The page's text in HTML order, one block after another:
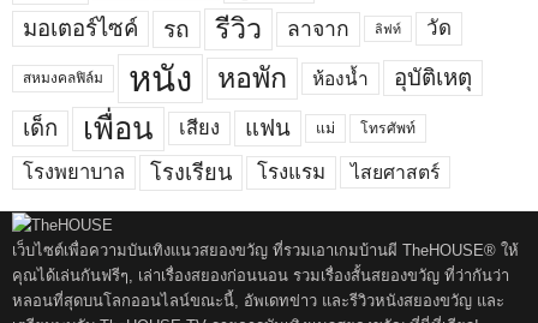
มอเตอร์ไซค์ รถ รีวิว ลาจาก ลิฟท์ วัด
สหมงคลฟิล์ม หนัง หอพัก ห้องน้ำ
อุบัติเหตุ
เด็ก
เพื่อน เสียง แฟน แม่ โทรศัพท์
โรงพยาบาล โรงเรียน โรงแรม ไสยศาสตร์
เว็บไซต์เพื่อความบันเทิงแนวสยองขวัญ ที่รวมเอาเกมบ้านผี TheHOUSE® ให้
คุณได้เล่นกันฟรีๆ, เล่าเรื่องสยองก่อนนอน รวมเรื่องสั้นสยองขวัญ ที่ว่ากันว่า
หลอนที่สุดบนโลกออนไลน์ขณะนี้, อัพเดทข่าว และรีวิวหนังสยองขวัญ และ